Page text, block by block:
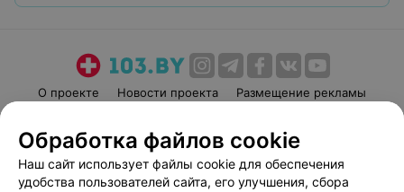
О проекте Новости проекта
Размещение рекламы
Пользовательское соглашение
Способы оплаты
Вакансии
Партнеры
Обработка файлов cookie
Наш сайт использует файлы cookie для обеспечения
удобства пользователей сайта, его улучшения, сбора